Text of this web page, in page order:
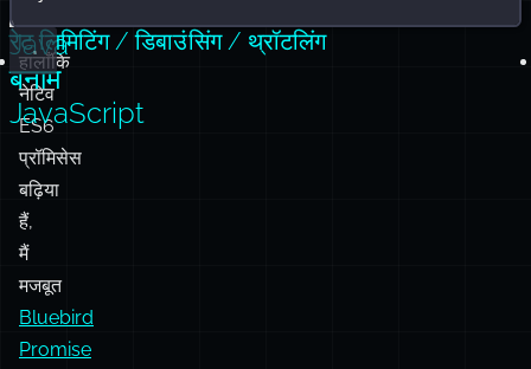
हालाँकि
नेटिव
ES6
प्रॉमिसेस
बढ़िया
हैं,
मैं
मजबूत
Bluebird
Promise
Java
बनाम
JavaScript
रेट लिमिटिंग / डिबाउंसिंग / थ्रॉटलिंग